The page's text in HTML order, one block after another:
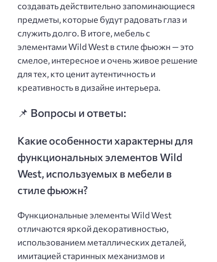
создавать действительно запоминающиеся
предметы, которые будут радовать глаз и
служить долго. В итоге, мебель с
элементами Wild West в стиле фьюжн — это
смелое, интересное и очень живое решение
для тех, кто ценит аутентичность и
креативность в дизайне интерьера.
📌 Вопросы и ответы:
Какие особенности характерны для
функциональных элементов Wild
West, используемых в мебели в
стиле фьюжн?
Функциональные элементы Wild West
отличаются яркой декоративностью,
использованием металлических деталей,
имитацией старинных механизмов и